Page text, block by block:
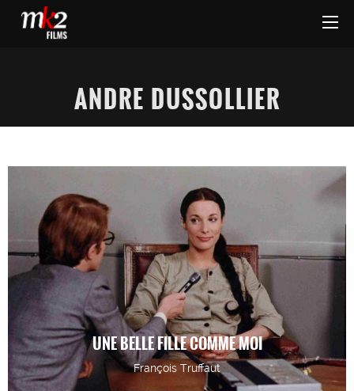
ANDRE DUSSOLLIER
UNE BELLE FILLE COMME MOI
François Truffaut